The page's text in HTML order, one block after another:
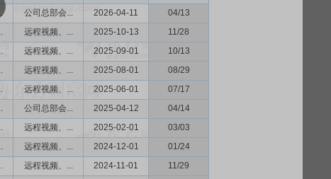
公司总部会... 2026-04-11
04/13
远程视频、... 2025-10-13
11/28
远程视频、... 2025-09-01
10/13
远程视频、... 2025-08-01
08/29
远程视频、... 2025-06-01
07/17
公司总部会... 2025-04-12
04/14
远程视频、... 2025-02-01
03/03
远程视频、... 2024-12-01
01/24
远程视频、... 2024-11-01
11/29